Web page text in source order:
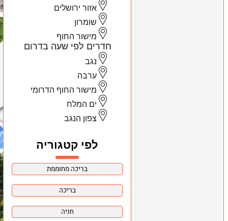
אזור ירושלים
שומרון
מישור החוף
חדרים לפי שעה בדרום
נגב
ערבה
מישור החוף הדרומי
ים המלח
צפון הנגב
לפי קטגוריה